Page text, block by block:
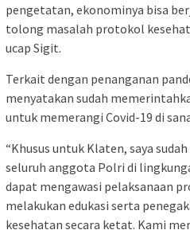
pengetatan, ekonominya bisa
tolong masalah protokol
ucap Sigit.
Terkait dengan penanganan
menyatakan sudah
untuk memerangi Covid-19 di
“Khusus untuk Klaten, saya
seluruh anggota Polri di
dapat mengawasi pelaksanaan
melakukan edukasi serta
kesehatan secara ketat. Kami